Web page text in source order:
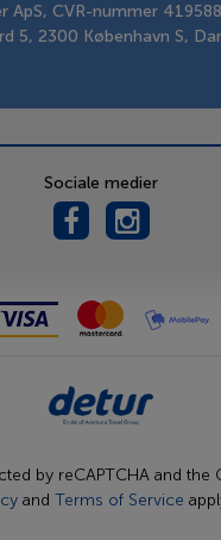
ApS, CVR-nummer
5, 2300 København S,
Sociale medier
by reCAPTCHA and the
and Terms of Service